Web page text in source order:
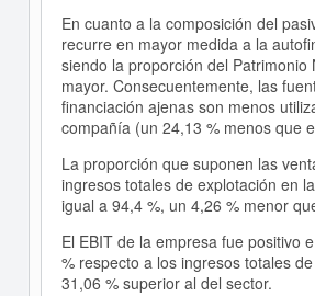
En cuanto a la composición del
recurre en mayor medida a la
siendo la proporción del Patrimonio
mayor. Consecuentemente, las
financiación ajenas son menos
compañía (un 24,13 % menos que
La proporción que suponen las
ingresos totales de explotación en
igual a 94,4 %, un 4,26 % menor
El EBIT de la empresa fue positivo
% respecto a los ingresos totales
31,06 % superior al del sector.